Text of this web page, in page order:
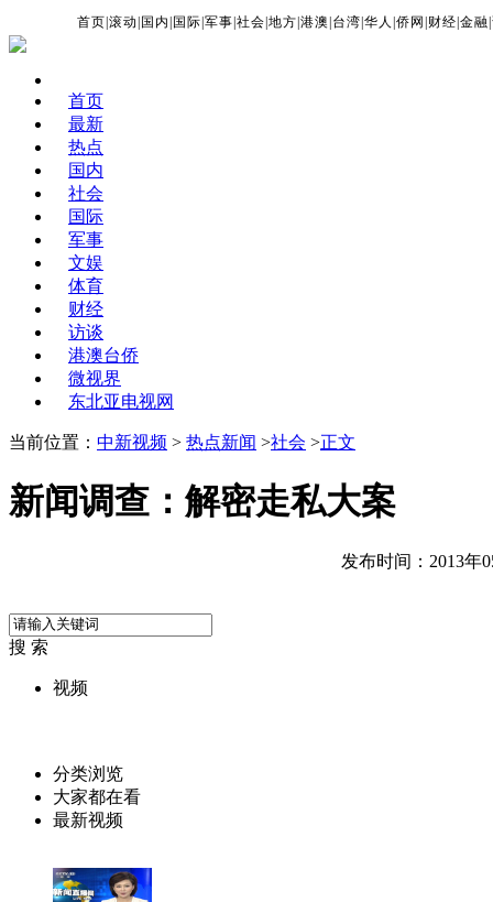
首页 |滚动 国内 国际 |军事 |社会 |地方 |港澳 台湾 |华人 |侨网 财经 |金融 |
首页
最新
热点
国内
社会
国际
军事
文娱
体育
财经
访谈
港澳台侨
微视界
东北亚电视网
当前位置： 中新视频 > 热点新闻 >社会 >正文
新闻调查：解密走私大案
发布时间：2013年
搜 索
视频
分类浏览
大家都在看
最新视频